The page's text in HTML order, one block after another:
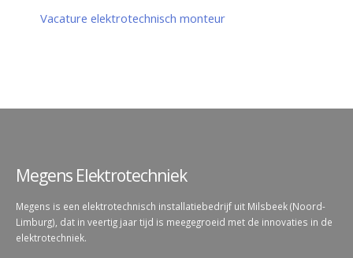
Vacature elektrotechnisch monteur
Megens Elektrotechniek
Megens is een elektrotechnisch installatiebedrijf uit Milsbeek (Noord-
Limburg), dat in veertig jaar tijd is meegegroeid met de innovaties in de
elektrotechniek.